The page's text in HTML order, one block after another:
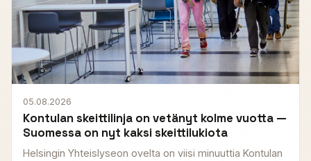
05.08.2026
Kontulan skeittilinja on vetänyt kolme vuotta —
Suomessa on nyt kaksi skeittilukiota
Helsingin Yhteislyseon ovelta on viisi minuuttia Kontulan